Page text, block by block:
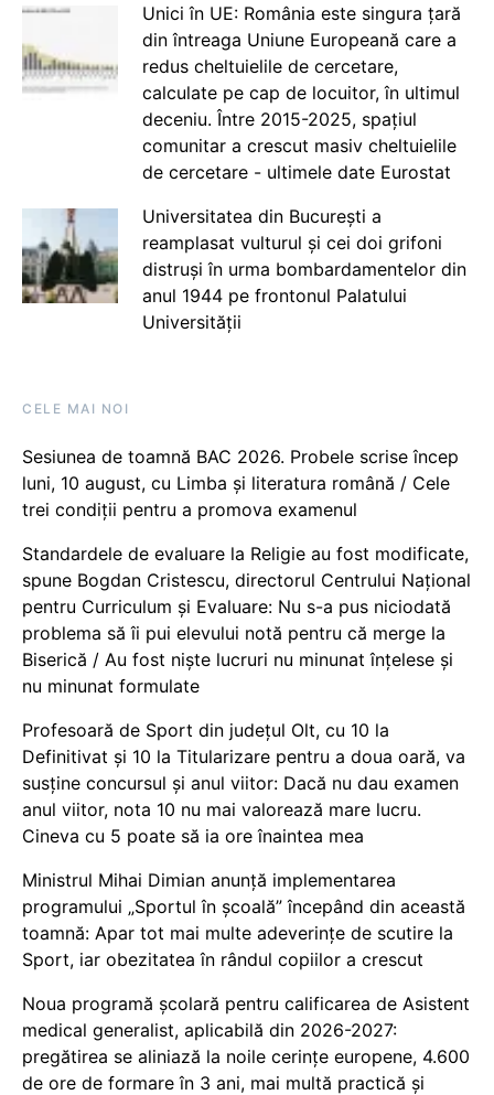
Unici în UE: România este singura țară
din întreaga Uniune Europeană care a
redus cheltuielile de cercetare,
calculate pe cap de locuitor, în ultimul
deceniu. Între 2015-2025, spațiul
comunitar a crescut masiv cheltuielile
de cercetare - ultimele date Eurostat
Universitatea din București a
reamplasat vulturul și cei doi grifoni
distruși în urma bombardamentelor din
anul 1944 pe frontonul Palatului
Universității
CELE MAI NOI
Sesiunea de toamnă BAC 2026. Probele scrise încep
luni, 10 august, cu Limba și literatura română / Cele
trei condiții pentru a promova examenul
Standardele de evaluare la Religie au fost modificate,
spune Bogdan Cristescu, directorul Centrului Național
pentru Curriculum și Evaluare: Nu s-a pus niciodată
problema să îi pui elevului notă pentru că merge la
Biserică / Au fost niște lucruri nu minunat înțelese și
nu minunat formulate
Profesoară de Sport din județul Olt, cu 10 la
Definitivat și 10 la Titularizare pentru a doua oară, va
susține concursul și anul viitor: Dacă nu dau examen
anul viitor, nota 10 nu mai valorează mare lucru.
Cineva cu 5 poate să ia ore înaintea mea
Ministrul Mihai Dimian anunță implementarea
programului „Sportul în școală” începând din această
toamnă: Apar tot mai multe adeverințe de scutire la
Sport, iar obezitatea în rândul copiilor a crescut
Noua programă școlară pentru calificarea de Asistent
medical generalist, aplicabilă din 2026-2027:
pregătirea se aliniază la noile cerințe europene, 4.600
de ore de formare în 3 ani, mai multă practică și